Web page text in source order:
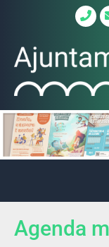
Agenda